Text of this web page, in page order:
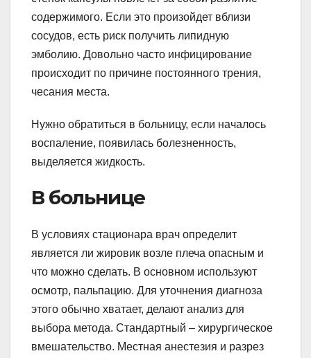
содержимого. Если это произойдет вблизи
сосудов, есть риск получить липидную
эмболию. Довольно часто инфицирование
происходит по причине постоянного трения,
чесания места.
Нужно обратиться в больницу, если началось
воспаление, появилась болезненность,
выделяется жидкость.
В больнице
В условиях стационара врач определит
является ли жировик возле плеча опасным и
что можно сделать. В основном используют
осмотр, пальпацию. Для уточнения диагноза
этого обычно хватает, делают анализ для
выбора метода. Стандартный – хирургическое
вмешательство. Местная анестезия и разрез